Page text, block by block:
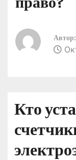
Автор:
Кто